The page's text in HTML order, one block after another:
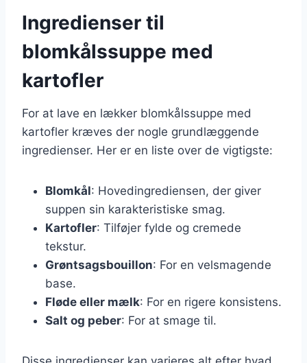
Ingredienser til
blomkålssuppe med
kartofler
For at lave en lækker blomkålssuppe med
kartofler kræves der nogle grundlæggende
ingredienser. Her er en liste over de vigtigste:
Blomkål: Hovedingrediensen, der giver
suppen sin karakteristiske smag.
Kartofler: Tilføjer fylde og cremede
tekstur.
Grøntsagsbouillon: For en velsmagende
base.
Fløde eller mælk: For en rigere konsistens.
Salt og peber: For at smage til.